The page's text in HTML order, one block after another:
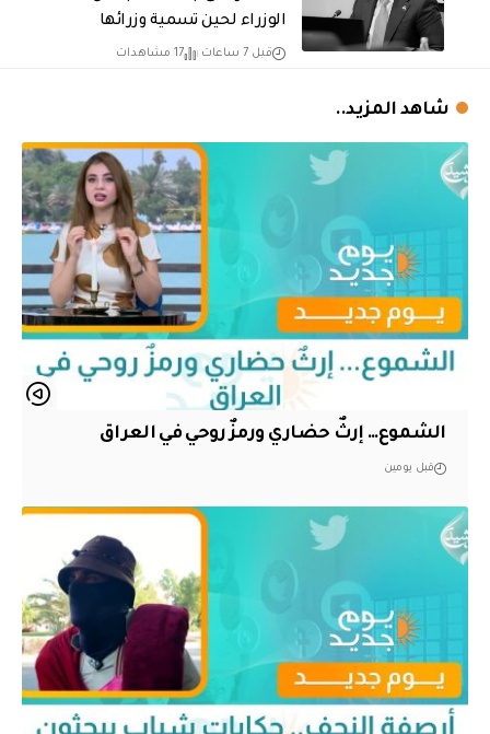
الوزراء لحين تسمية وزرائها
قبل 7 ساعات 17 مشاهدات
شاهد المزيد..
الشموع… إرثٌ حضاري ورمزٌ روحي في العراق
قبل يومين